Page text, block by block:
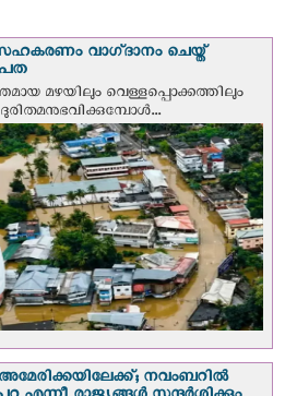
വാഗ്‌ദാനം ചെയ്ത്
മഴയിലും വെള്ളപ്പൊക്കത്തിലും
നവംബറില്‍